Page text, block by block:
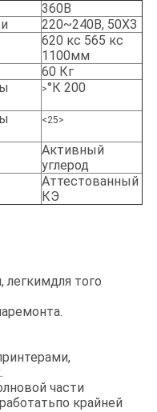
360В
220~240В, 50ХЗ
620 кс 565 кс
1100мм
60 Кг
>°К 200
<25>
Активный
углерод
Аттестованный
КЭ
того
части
крайней